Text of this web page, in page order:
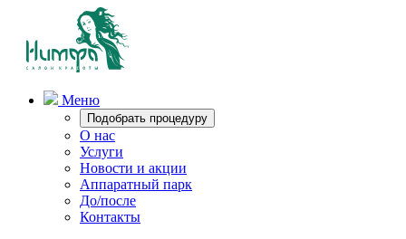
Меню
Подобрать процедуру
О нас
Услуги
Новости и акции
Аппаратный парк
До/после
Контакты